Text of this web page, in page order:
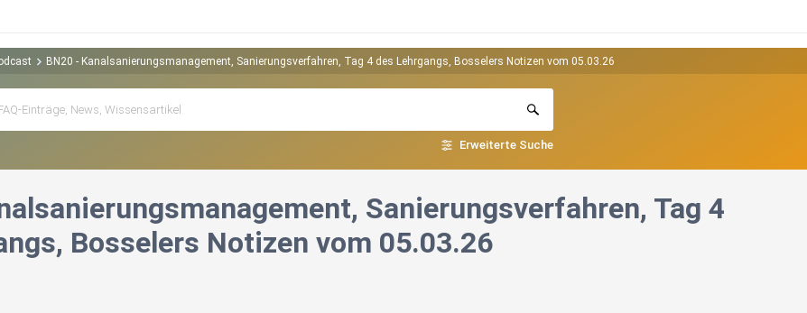
BN20 - Kanalsanierungsmanagement, Sanierungsverfahren, Tag 4 des Lehrgangs, Bosselers Notizen vom 05.03.26
Erweiterte Suche
Sanierungsverfahren, Tag 4
Bosselers Notizen vom 05.03.26